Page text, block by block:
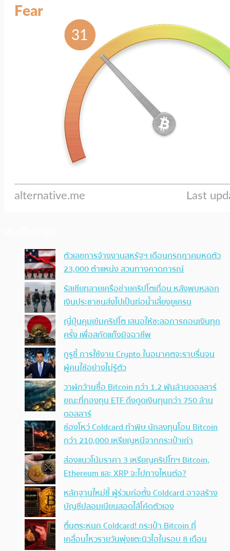
ตัวเลขการจ้างงานสหรัฐฯ เดือนกรกฎาคมหดตัว
23,000 ตำแหน่ง สวนทางคาดการณ์
รัสเซียทลายเครือข่ายคริปโตเถื่อน หลังพบหลอก
เงินประชาชนส่งไปเป็นท่อน้ำเลี้ยงยูเครน
ญี่ปุ่นคุมเข้มคริปโต เสนอให้ชะลอการถอนเงินทุก
ครั้ง เพื่อสกัดแก๊งมิจฉาชีพ
กูรูชี้ การใช้งาน Crypto ในอนาคตจะราบรื่นจน
ผู้คนใช้อย่างไม่รู้ตัว
วาฬกว้านซื้อ Bitcoin กว่า 1.2 พันล้านดอลลาร์
ขณะที่กองทุน ETF ดึงดูดเงินทุนกว่า 750 ล้าน
ดอลลาร์
ช่องโหว่ Coldcard ทำพิษ นักลงทุนโอน Bitcoin
กว่า 210,000 เหรียญหนีจากกระเป๋าเก่า
ส่องแนวโน้มราคา 3 เหรียญคริปโทฯ Bitcoin,
Ethereum และ XRP จะไปทางไหนต่อ?
หลักฐานใหม่ชี้ ผู้ร่วมก่อตั้ง Coldcard อาจสร้าง
บัญชีปลอมเนียนสอดไส้โค้ดตัวเอง
ตื่นตระหนก Coldcard! กระเป๋า Bitcoin ที่
เคลื่อนไหวรายวันพุ่งแตะนิวไฮในรอบ 8 เดือน